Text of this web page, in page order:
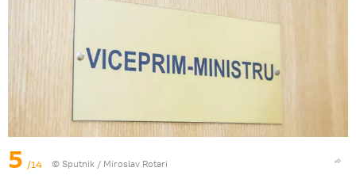
5 /14 © Sputnik / Miroslav Rotari